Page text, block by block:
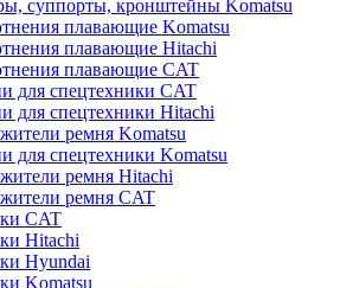
суппорты, кронштейны Komatsu
плавающие Komatsu
плавающие Hitachi
плавающие CAT
для спецтехники CAT
для спецтехники Hitachi
ремня Komatsu
для спецтехники Komatsu
ремня Hitachi
ремня CAT
CAT
Hitachi
Hyundai
Komatsu